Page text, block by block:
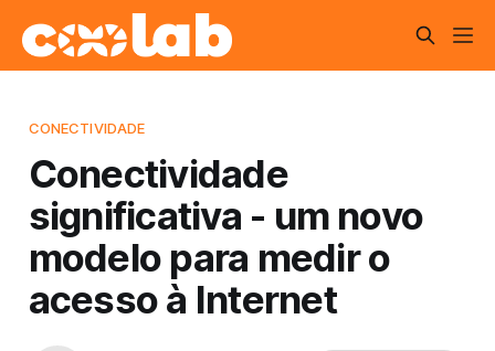
CONECTIVIDADE
Conectividade
significativa - um novo
modelo para medir o
acesso à Internet